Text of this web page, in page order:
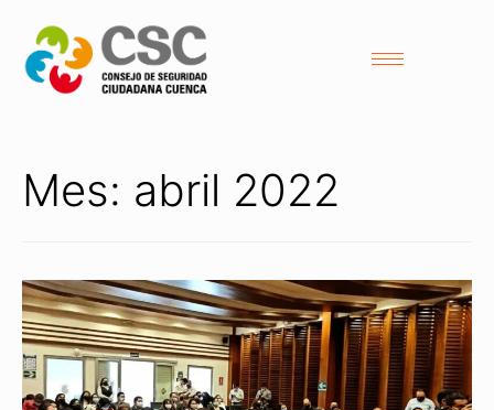
Mes: abril 2022